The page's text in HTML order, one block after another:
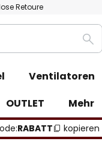
Retoure
Ventilatoren
OUTLET
Mehr
RABATT kopieren